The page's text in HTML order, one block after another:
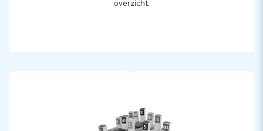
overzicht.